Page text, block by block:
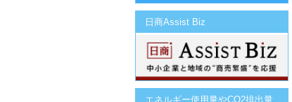
日商Assist Biz
エネルギー使用量やCO2排出量